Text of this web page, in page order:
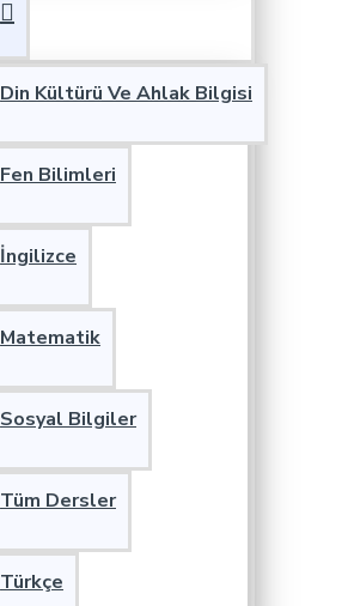
Din Kültürü Ve Ahlak Bilgisi
Fen Bilimleri
İngilizce
Matematik
Sosyal Bilgiler
Tüm Dersler
Türkçe